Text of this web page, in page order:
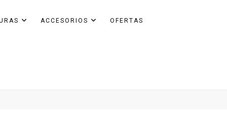
ACCESORIOS OFERTAS